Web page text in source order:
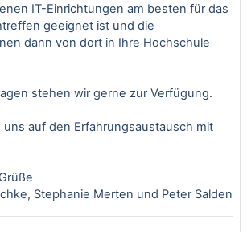
IT-Einrichtungen am besten für das
geeignet ist und die
dann von dort in Ihre Hochschule
stehen wir gerne zur Verfügung.
uns auf den Erfahrungsaustausch mit
Stephanie Merten und Peter Salden